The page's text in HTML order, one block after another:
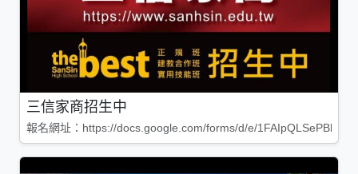
三信家商招生中
報名網址：https://docs.google.com/forms/d/e/